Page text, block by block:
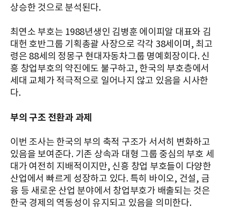
상승한 것으로 분석된다.
최연소 부호는 1988년생인 김병훈 에이피알 대표와 김
대헌 호반그룹 기획총괄 사장으로 각각 38세이며, 최고
령은 88세의 정몽구 현대자동차그룹 명예회장이다. 신
흥 창업부호의 약진에도 불구하고, 한국의 부호층에서
세대 교체가 적극적으로 일어나지 않고 있음을 시사한
다.
부의 구조 전환과 과제
이번 조사는 한국의 부의 축적 구조가 서서히 변화하고
있음을 보여준다. 기존 상속과 대형 그룹 중심의 부호 세
대가 여전히 지배적이지만, 신흥 창업 부호들이 다양한
산업에서 빠르게 성장하고 있다. 특히 바이오, 건설, 금
융 등 새로운 산업 분야에서 창업부호가 배출되는 것은
한국 경제의 역동성이 유지되고 있음을 의미한다.